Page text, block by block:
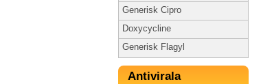
Generisk Cipro
Doxycycline
Generisk Flagyl
Antivirala